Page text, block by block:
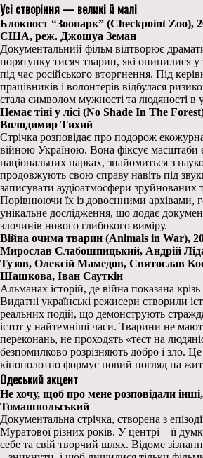
Усі створіння — великі й малі
Блокпост “Зоопарк” (Checkpoint Zoo),
США, реж. Джошуа Земан
Документальний фільм відтворює
порятунку тисяч тварин, які опинилися у
під час російського вторгнення. Під
працівників і волонтерів відбулася
стала символом мужності та людяності в
Немає тіні у лісі (No Shade In The
Володимир Тихий
Стрічка розповідає про подорож
війною Україною. Вона фіксує масштаби
національних парках, знайомиться з
продовжують свою справу навіть під
записувати аудіоатмосфери зруйнованих
Порівнюючи їх із довоєнними архівами,
унікальне дослідження, що додає
злочинів нового глибокого виміру.
Війна очима тварин (Animals in War),
Мирослав Слабошпицький, Андрій
Тузов, Олексій Мамедов, Святослав
Шашкова, Іван Сауткін
Альманах історій, де війна показана
Видатні українські режисери створили
реальних подій, що демонструють
істот у найтемніші часи. Тварини не
переконань, не проходять «тест на
безпомилково розрізняють добро і зло.
кінополотно формує новий погляд на
Одеський акцент
Не хочу, щоб про мене розповідали
Томашпольський
Документальна стрічка, створена з
Муратової різних років. У центрі – її
себе та свій творчий шлях. Відоме